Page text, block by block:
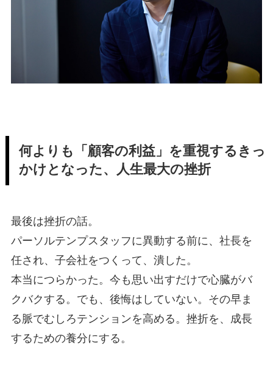
何よりも「顧客の利益」を重視するきっ
かけとなった、人生最大の挫折
最後は挫折の話。
パーソルテンプスタッフに異動する前に、社長を
任され、子会社をつくって、潰した。
本当につらかった。今も思い出すだけで心臓がバ
クバクする。でも、後悔はしていない。その早ま
る脈でむしろテンションを高める。挫折を、成長
するための養分にする。